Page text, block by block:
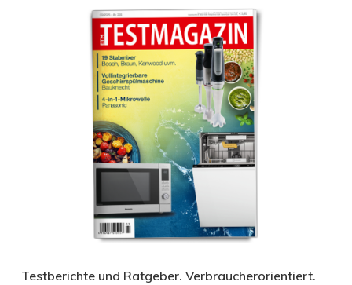
Testberichte und Ratgeber. Verbraucherorientiert.